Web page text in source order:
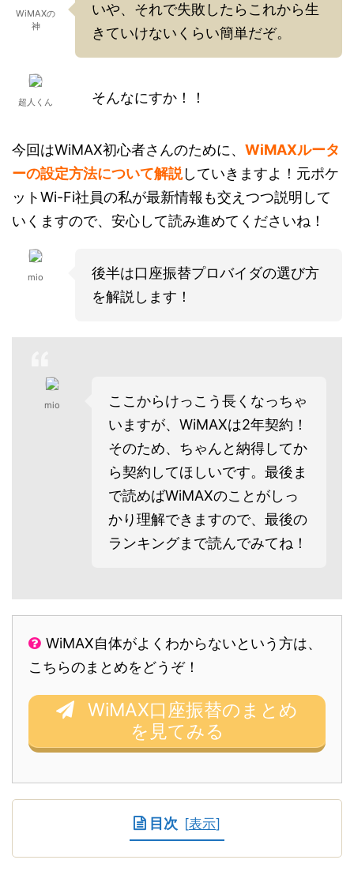
WiMAXの
神
いや、それで失敗したらこれから生
きていけないくらい簡単だぞ。
超人くん そんなにすか！！
今回はWiMAX初心者さんのために、 WiMAXルータ
ーの設定方法について解説していきますよ！元ポケ
ットWi-Fi社員の私が最新情報も交えつつ説明して
いくますので、安心して読み進めてくださいね！
mio
後半は口座振替プロバイダの選び方
を解説します！
mio
ここからけっこう長くなっちゃ
いますが、WiMAXは2年契約！
そのため、ちゃんと納得してか
ら契約してほしいです。最後ま
で読めばWiMAXのことがしっ
かり理解できますので、最後の
ランキングまで読んでみてね！
WiMAX自体がよくわからないという方は、
こちらのまとめをどうぞ！
WiMAX口座振替のまとめ
を見てみる
目次 [表示]